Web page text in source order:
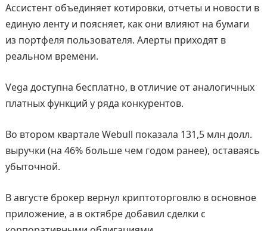
Ассистент объединяет котировки, отчеты и новости в
единую ленту и поясняет, как они влияют на бумаги
из портфеля пользователя. Алерты приходят в
реальном времени.
Vega доступна бесплатно, в отличие от аналогичных
платных функций у ряда конкурентов.
Во втором квартале Webull показала 131,5 млн долл.
выручки (на 46% больше чем годом ранее), оставаясь
убыточной.
В августе брокер вернул криптоторговлю в основное
приложение, а в октябре добавил сделки с